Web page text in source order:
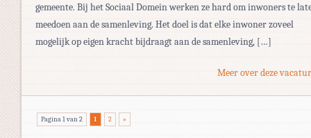
gemeente. Bij het Sociaal Domein werken ze hard om inwoners te
meedoen aan de samenleving. Het doel is dat elke inwoner zoveel
mogelijk op eigen kracht bijdraagt aan de samenleving, […]
Meer over deze
Pagina 1 van 2 1 2 »